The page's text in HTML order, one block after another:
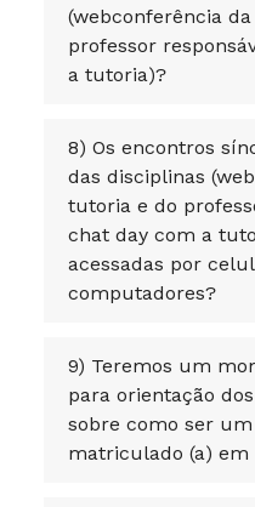
(webconferência
professor
a tutoria)?
8) Os encontros
das disciplinas
tutoria e do
chat day com a
acessadas por
computadores?
9) Teremos um
para orientação
sobre como ser um
matriculado (a) em